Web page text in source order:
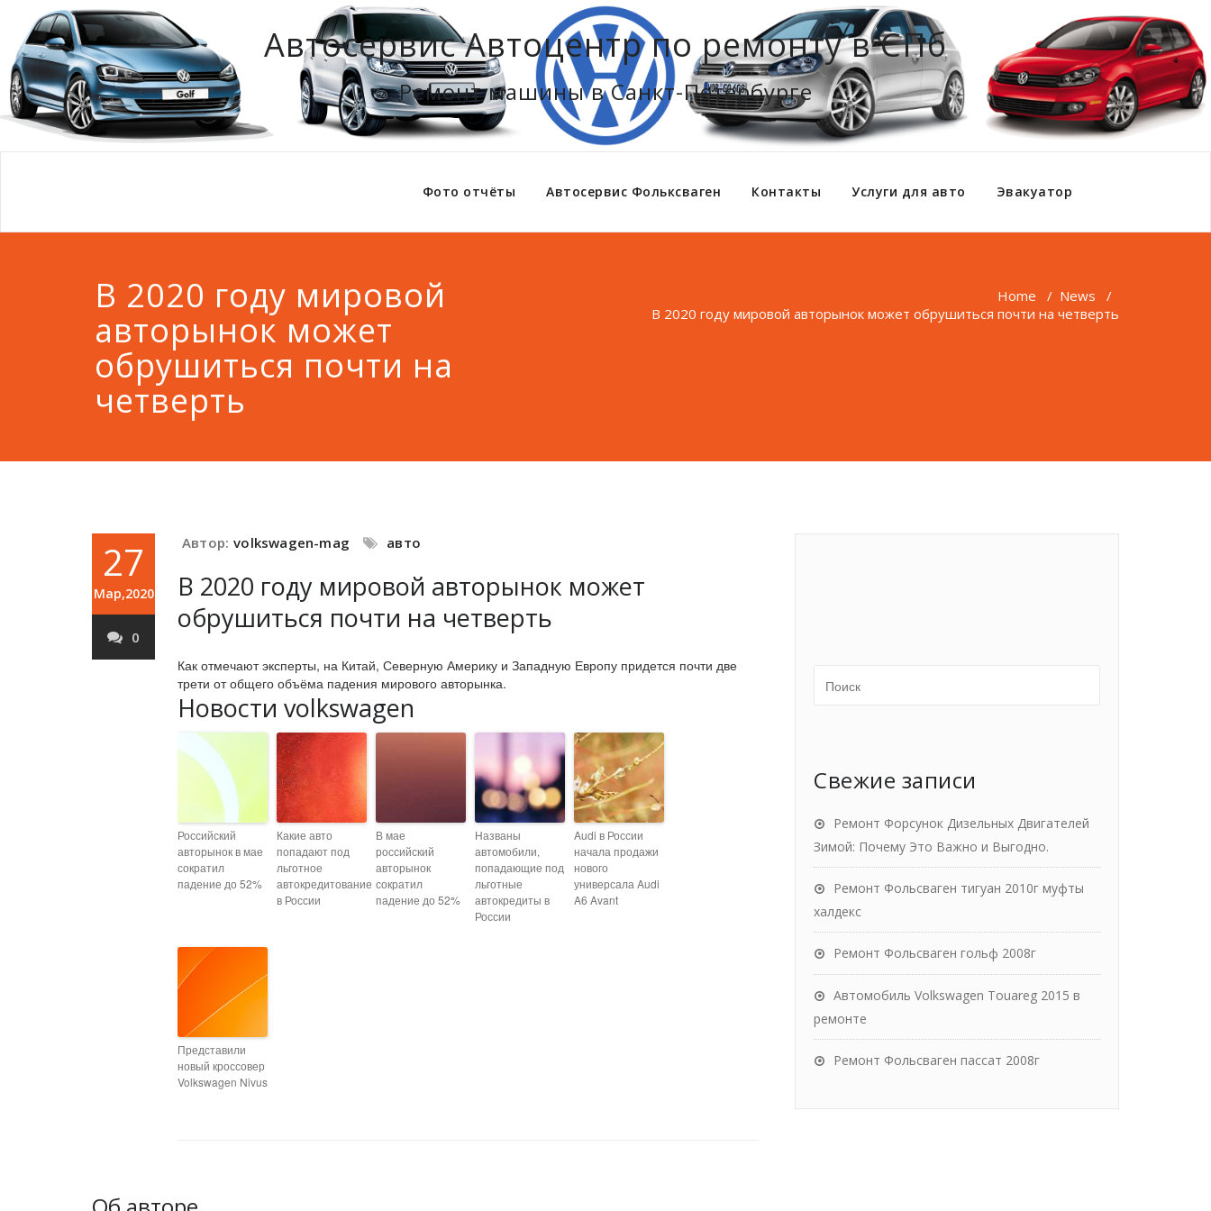
Автосервис Автоцентр по ремонту в СПб
Ремонт машины в Санкт-Петербурге
Фото отчёты Автосервис Фольксваген Контакты Услуги для авто Эвакуатор
В 2020 году мировой
авторынок может
обрушиться почти на
четверть
Home / News /
В 2020 году мировой авторынок может обрушиться почти на четверть
27
Мар,2020
0
Автор: volkswagen-mag авто
В 2020 году мировой авторынок может
обрушиться почти на четверть
Как отмечают эксперты, на Китай, Северную Америку и Западную Европу придется почти две
трети от общего объёма падения мирового авторынка.
Новости volkswagen
Российский
авторынок в мае
сократил
падение до 52%
Какие авто
попадают под
льготное
автокредитование
в России
В мае
российский
авторынок
сократил
падение до 52%
Названы
автомобили,
попадающие под
льготные
автокредиты в
России
Audi в России
начала продажи
нового
универсала Audi
A6 Avant
Представили
новый кроссовер
Volkswagen Nivus
Свежие записи
Ремонт Форсунок Дизельных Двигателей
Зимой: Почему Это Важно и Выгодно.
Ремонт Фольсваген тигуан 2010г муфты
халдекс
Ремонт Фольсваген гольф 2008г
Автомобиль Volkswagen Touareg 2015 в
ремонте
Ремонт Фольсваген пассат 2008г